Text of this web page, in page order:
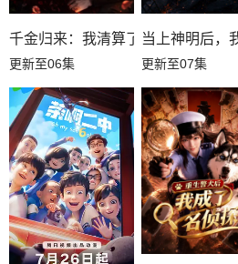
第06集 第05集
千金归来：我清算了枕边人
更新至06集
当上神明后，
更新至07集